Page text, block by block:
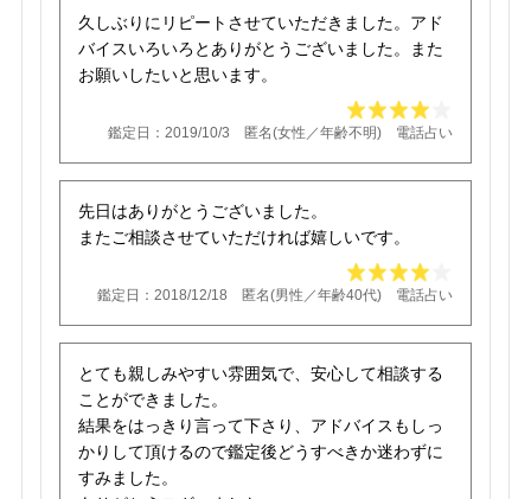
久しぶりにリピートさせていただきました。アド
バイスいろいろとありがとうございました。また
お願いしたいと思います。
鑑定日：2019/10/3 匿名(女性／年齢不明) 電話占い
先日はありがとうございました。
またご相談させていただければ嬉しいです。
鑑定日：2018/12/18 匿名(男性／年齢40代) 電話占い
とても親しみやすい雰囲気で、安心して相談する
ことができました。
結果をはっきり言って下さり、アドバイスもしっ
かりして頂けるので鑑定後どうすべきか迷わずに
すみました。